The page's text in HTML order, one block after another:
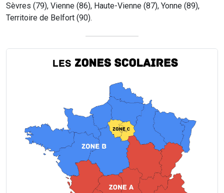
Sèvres (79), Vienne (86), Haute-Vienne (87), Yonne (89),
Territoire de Belfort (90).